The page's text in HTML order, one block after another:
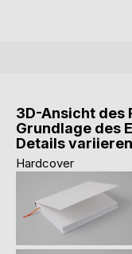
3D-Ansicht des
Grundlage des
Details
Hardcover